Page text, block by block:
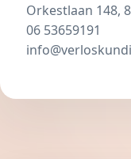
Orkestlaan 148,
06 53659191